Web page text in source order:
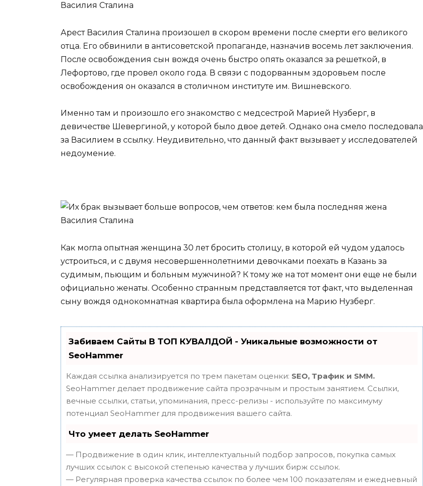
Арест Василия Сталина произошел в скором времени после смерти его великого
отца. Его обвинили в антисоветской пропаганде, назначив восемь лет заключения.
После освобождения сын вождя очень быстро опять оказался за решеткой, в
Лефортово, где провел около года. В связи с подорванным здоровьем после
освобождения он оказался в столичном институте им. Вишневского.
Именно там и произошло его знакомство с медсестрой Марией Нузберг, в
девичестве Шевергиной, у которой было двое детей. Однако она смело последовала
за Василием в ссылку. Неудивительно, что данный факт вызывает у исследователей
недоумение.
Как могла опытная женщина 30 лет бросить столицу, в которой ей чудом удалось
устроиться, и с двумя несовершеннолетними девочками поехать в Казань за
судимым, пьющим и больным мужчиной? К тому же на тот момент они еще не были
официально женаты. Особенно странным представляется тот факт, что выделенная
сыну вождя однокомнатная квартира была оформлена на Марию Нузберг.
Забиваем Сайты В ТОП КУВАЛДОЙ - Уникальные возможности от
SeoHammer
Каждая ссылка анализируется по трем пакетам оценки: SEO, Трафик и SMM.
SeoHammer делает продвижение сайта прозрачным и простым занятием. Ссылки,
вечные ссылки, статьи, упоминания, пресс-релизы - используйте по максимуму
потенциал SeoHammer для продвижения вашего сайта.
Что умеет делать SeoHammer
— Продвижение в один клик, интеллектуальный подбор запросов, покупка самых
лучших ссылок с высокой степенью качества у лучших бирж ссылок.
— Регулярная проверка качества ссылок по более чем 100 показателям и ежедневный